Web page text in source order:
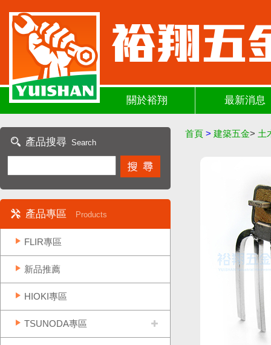
關於裕翔 最新消息
產品搜尋 Search
產品專區 Products
FLIR專區
新品推薦
HIOKI專區
TSUNODA專區
首頁 > 建築五金> 土